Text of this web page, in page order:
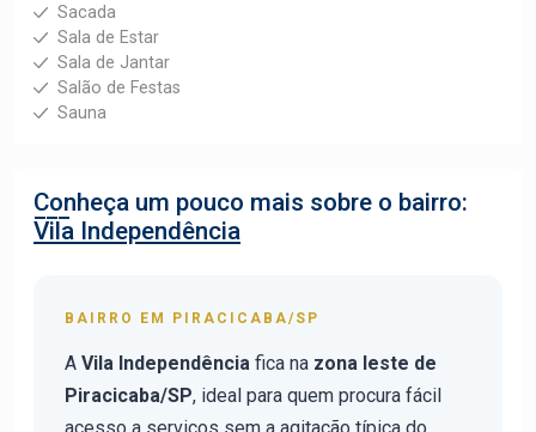
Sacada
Sala de Estar
Sala de Jantar
Salão de Festas
Sauna
Conheça um pouco mais sobre o bairro:
Vila Independência
BAIRRO EM PIRACICABA/SP
A Vila Independência fica na zona leste de
Piracicaba/SP, ideal para quem procura fácil